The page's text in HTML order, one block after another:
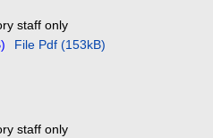
staff only
File Pdf (153kB)
staff only